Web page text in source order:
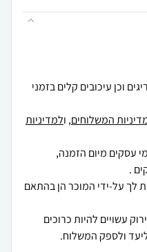
וכן עיכובים קלים בזמני
המשלוחים, ולמדיניות
לך על-ידי המוכר הן בהתאם
עשויים להיות כרוכים
ולספק המשלוח.